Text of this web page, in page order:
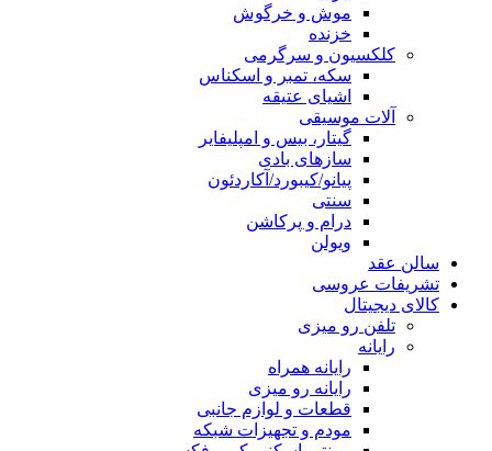
موش و خرگوش
خزنده
کلکسیون و سرگرمی
سکه، تمبر و اسکناس
اشیای عتیقه
آلات موسیقی
گیتار، بیس و امپلیفایر
سازهای بادی
پیانو/کیبورد/آکاردئون
سنتی
درام و پرکاشن
ویولن
سالن عقد
تشریفات عروسی
کالای دیجیتال
تلفن رو میزی
رایانه
رایانه همراه
رایانه رو میزی
قطعات و لوازم جانبی
مودم و تجهیزات شبکه